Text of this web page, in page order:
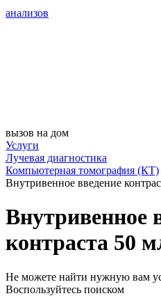
анализов
вызов на дом
Услуги
Лучевая диагностика
Компьютерная томография (КТ)
Внутривенное введение
Внутривенное
контраста 50
Не можете найти нужную вам
Воспользуйтесь поиском